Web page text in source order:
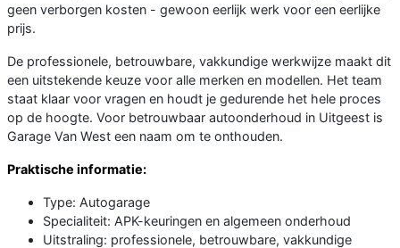
geen verborgen kosten - gewoon eerlijk werk voor een eerlijke
prijs.
De professionele, betrouwbare, vakkundige werkwijze maakt dit
een uitstekende keuze voor alle merken en modellen. Het team
staat klaar voor vragen en houdt je gedurende het hele proces
op de hoogte. Voor betrouwbaar autoonderhoud in Uitgeest is
Garage Van West een naam om te onthouden.
Praktische informatie:
Type: Autogarage
Specialiteit: APK-keuringen en algemeen onderhoud
Uitstraling: professionele, betrouwbare, vakkundige